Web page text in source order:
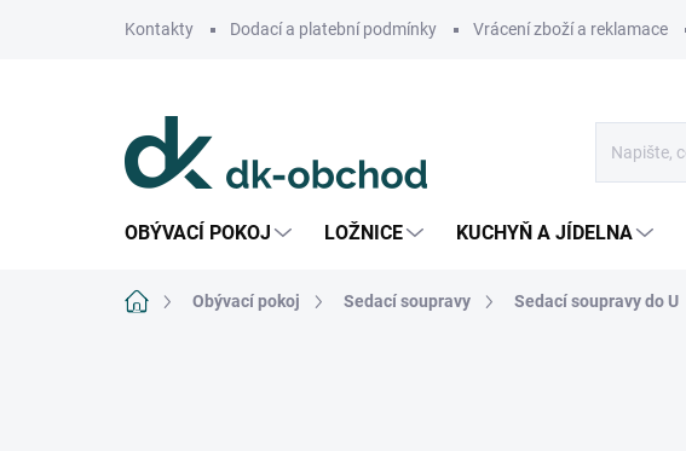
Kontakty Dodací a platební podmínky Vrácení zboží a reklamace
OBÝVACÍ POKOJ LOŽNICE KUCHYŇ A JÍDELNA
Domů Obývací pokoj Sedací soupravy Sedací soupravy do U